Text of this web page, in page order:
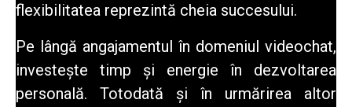
flexibilitatea reprezintă cheia succesului.
Pe lângă angajamentul în domeniul videochat,
investește timp și energie în dezvoltarea
personală. Totodată și în urmărirea altor